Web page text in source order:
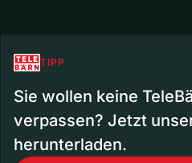
TIPP
Sie wollen keine
verpassen? Jetzt
herunterladen.